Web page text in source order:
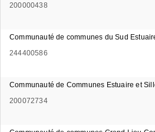
200000438
Communauté de communes du Sud
244400586
Communauté de Communes Estuaire et
200072734